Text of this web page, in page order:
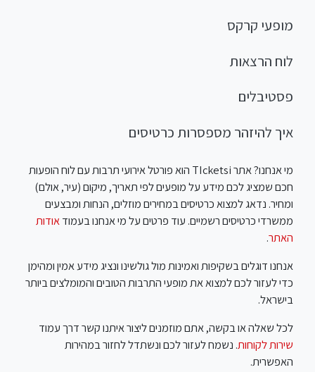
מופעי קרקס
לוח הרצאות
פסטיבלים
איך להיזהר מספסרות כרטיסים
מי אנחנו? אתר TIcketsi הוא פורטל אירועי תרבות עם לוח הופעות
חכם שמציג לכם מידע על מופעים לפי תאריך, מיקום (עיר, אולם)
ומחיר. נדאג למצוא כרטיסים במחירים מוזלים, הנחות ומבצעים
ממשרדי כרטיסים רשמיים. עוד פרטים על מי אנחנו בעמודאודות
האתר.
אנחנו דוגלים בשקיפות ואמינות מול גולשינו ונציג מידע אמין ומהימן
כדי לעזור לכם למצוא את מופעי התרבות הטובים והמומלצים ביותר
בישראל.
לכל שאלה או בקשה, אתם מוזמנים ליצור איתנו קשר דרך עמוד
שירות לקוחות. נשמח לעזור לכם ונשתדל לחזור במהירות
האפשרית.